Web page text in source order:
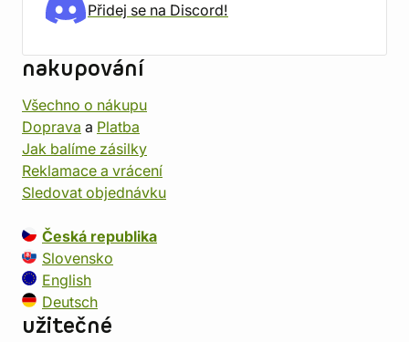
Přidej se na Discord!
nakupování
Všechno o nákupu
Doprava a Platba
Jak balíme zásilky
Reklamace a vrácení
Sledovat objednávku
Česká republika
Slovensko
English
Deutsch
užitečné